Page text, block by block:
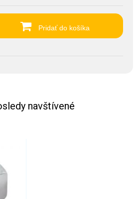
Pridať do košíka
navštívené